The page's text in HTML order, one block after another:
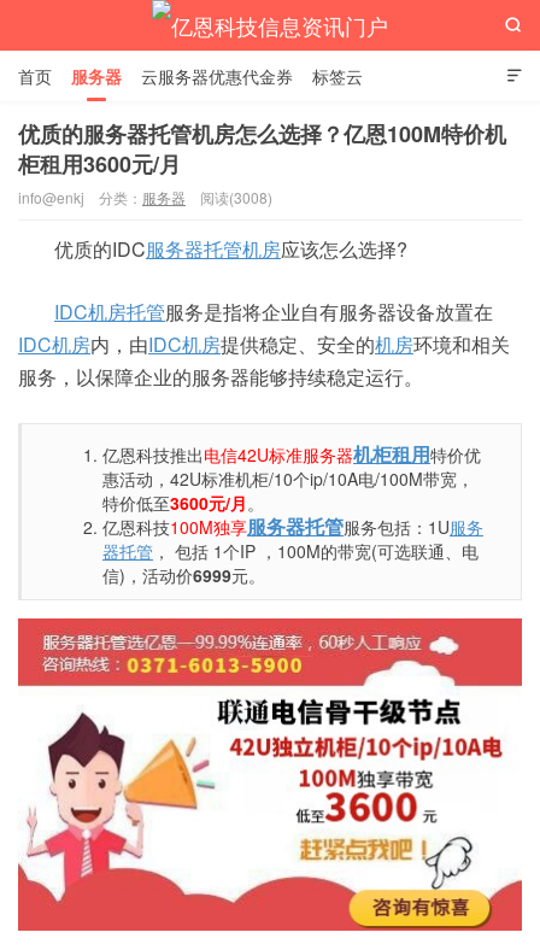
亿恩科技信息资讯门户

首页 服务器 云服务器优惠代金券 标签云

优质的服务器托管机房怎么选择？亿恩100M特价机
柜租用3600元/月
info@enkj 分类： 服务器 阅读(3008)
优质的IDC服务器托管机房应该怎么选择?
IDC机房托管服务是指将企业自有服务器设备放置在
IDC机房内，由IDC机房提供稳定、安全的机房环境和相关
服务，以保障企业的服务器能够持续稳定运行。
亿恩科技推出电信42U标准服务器机柜租用特价优
惠活动，42U标准机柜/10个ip/10A电/100M带宽，
特价低至3600元/月。
亿恩科技100M独享服务器托管服务包括：1U服务
器托管 ， 包括 1个IP ，100M的带宽(可选联通、电
信)，活动价6999元。